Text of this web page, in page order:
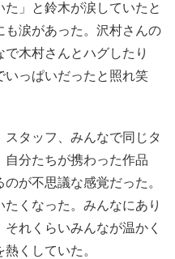
」と鈴木が涙していたと
涙があった。沢村さんの
木村さんとハグしたり
いっぱいだったと照れ笑
タッフ、みんなで同じタ
自分たちが携わった作品
が不思議な感覚だった。
くなった。みんなにあり
れくらいみんなが温かく
くしていた。